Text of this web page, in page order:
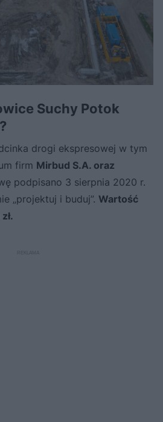
Suchy Potok
drogi ekspresowej w tym
firm Mirbud S.A. oraz
podpisano 3 sierpnia 2020 r.
„projektuj i buduj”. Wartość